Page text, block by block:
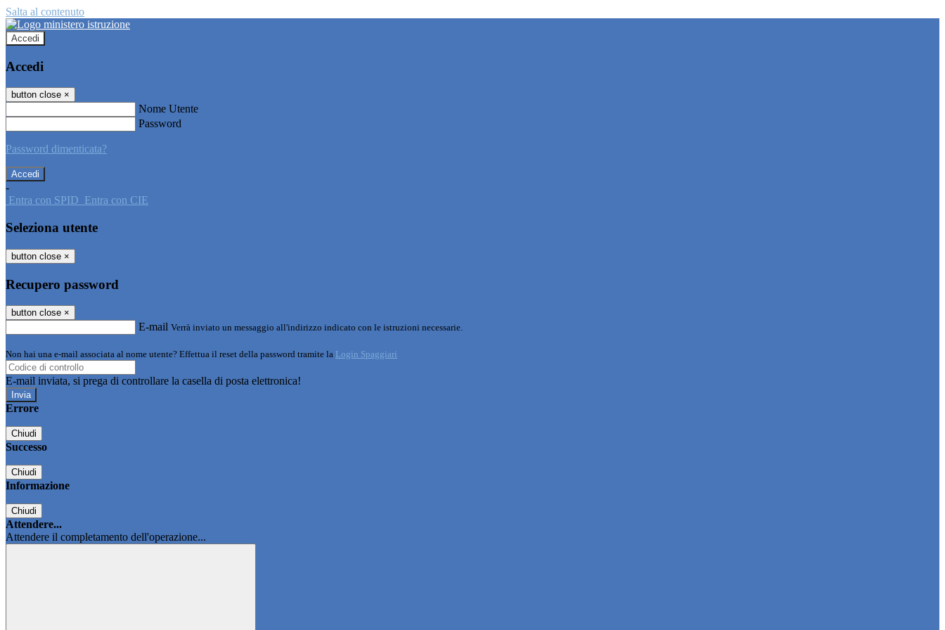
Salta al contenuto
Accedi
Accedi
button close ×
Nome Utente
Password
Password dimenticata?
-
Entra con SPID Entra con CIE
Seleziona utente
button close ×
Recupero password
button close ×
E-mail Verrà inviato un messaggio all'indirizzo indicato con le istruzioni necessarie.
Non hai una e-mail associata al nome utente? Effettua il reset della password tramite la Login Spaggiari
E-mail inviata, si prega di controllare la casella di posta elettronica!
Errore
Chiudi
Successo
Chiudi
Informazione
Chiudi
Attendere...
Attendere il completamento dell'operazione...